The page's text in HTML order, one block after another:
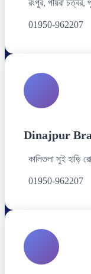
রংপুর, পায়রা চত্বর,
01950-962207
Dinajpur
কালিতলা সুই হাড়ি
01950-962207